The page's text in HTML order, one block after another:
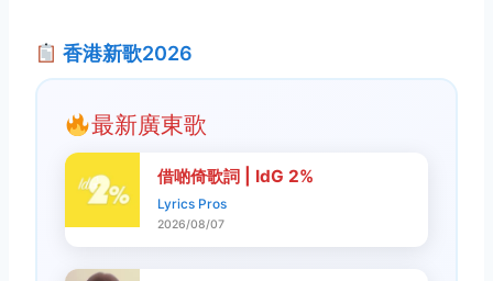
香港新歌2026
最新廣東歌
借啲倚歌詞 | IdG 2%
Lyrics Pros
2026/08/07